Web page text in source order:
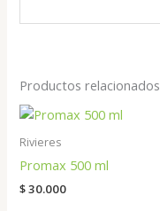
Productos relacionados
Rivieres
Promax 500 ml
$30.000